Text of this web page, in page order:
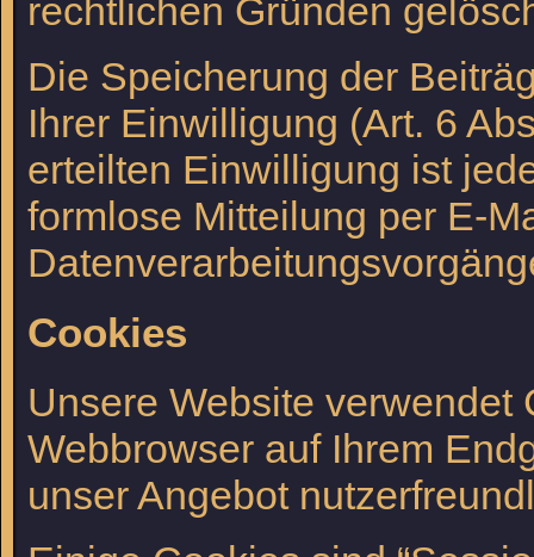
rechtlichen Gründen
Die Speicherung der
Ihrer Einwilligung (Art. 6
erteilten Einwilligung ist
formlose Mitteilung per E-
Cookies
Unsere Website verwendet
Webbrowser auf Ihrem
unser Angebot